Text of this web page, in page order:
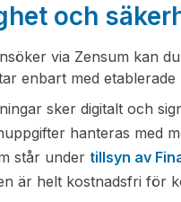
och
via Zensum kan
enbart med
sker digitalt och
hanteras med
står under tillsyn av
är helt kostnadsfri för